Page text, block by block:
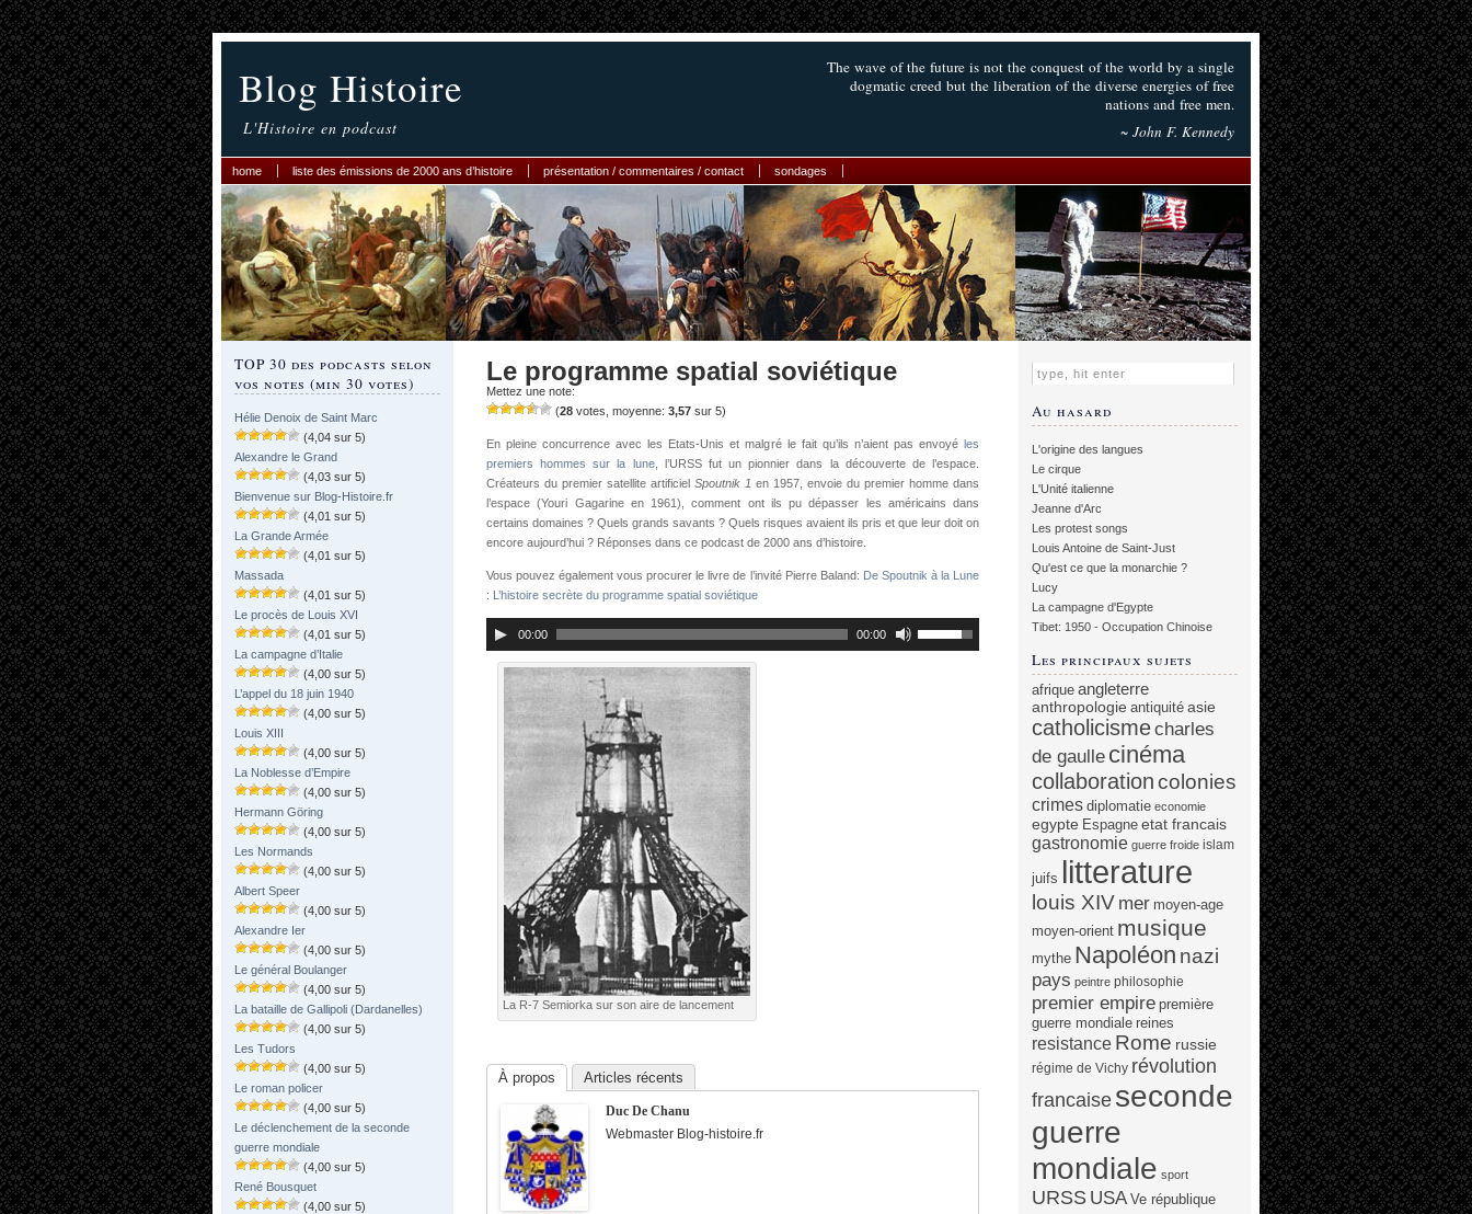
Blog Histoire
L'Histoire en podcast
The wave of the future is not the conquest of the world by a single
dogmatic creed but the liberation of the diverse energies of free
nations and free men.
~ John F. Kennedy
home liste des émissions de 2000 ans d’histoire présentation / commentaires / contact sondages
TOP 30 des podcasts selon
vos notes (min 30 votes)
Hélie Denoix de Saint Marc
(4,04 sur 5)
Alexandre le Grand
(4,03 sur 5)
Bienvenue sur Blog-Histoire.fr
(4,01 sur 5)
La Grande Armée
(4,01 sur 5)
Massada
(4,01 sur 5)
Le procès de Louis XVI
(4,01 sur 5)
La campagne d’Italie
(4,00 sur 5)
L’appel du 18 juin 1940
(4,00 sur 5)
Louis XIII
(4,00 sur 5)
La Noblesse d’Empire
(4,00 sur 5)
Hermann Göring
(4,00 sur 5)
Les Normands
(4,00 sur 5)
Albert Speer
(4,00 sur 5)
Alexandre Ier
(4,00 sur 5)
Le général Boulanger
(4,00 sur 5)
La bataille de Gallipoli (Dardanelles)
(4,00 sur 5)
Les Tudors
(4,00 sur 5)
Le roman policer
(4,00 sur 5)
Le déclenchement de la seconde
guerre mondiale
(4,00 sur 5)
René Bousquet
(4,00 sur 5)
Le programme spatial soviétique
Mettez une note:
(28 votes, moyenne: 3,57 sur 5)
En pleine concurrence avec les Etats-Unis et malgré le fait qu’ils n’aient pas envoyé les
premiers hommes sur la lune, l’URSS fut un pionnier dans la découverte de l’espace.
Créateurs du premier satellite artificiel Spoutnik 1 en 1957, envoie du premier homme dans
l’espace (Youri Gagarine en 1961), comment ont ils pu dépasser les américains dans
certains domaines ? Quels grands savants ? Quels risques avaient ils pris et que leur doit on
encore aujourd’hui ? Réponses dans ce podcast de 2000 ans d’histoire.
Vous pouvez également vous procurer le livre de l’invité Pierre Baland: De Spoutnik à la Lune
: L’histoire secrète du programme spatial soviétique
00:00 00:00
La R-7 Semiorka sur son aire de lancement
À propos Articles récents
Duc De Chanu
Webmaster Blog-histoire.fr
Au hasard
L'origine des langues
Le cirque
L'Unité italienne
Jeanne d'Arc
Les protest songs
Louis Antoine de Saint-Just
Qu'est ce que la monarchie ?
Lucy
La campagne d'Egypte
Tibet: 1950 - Occupation Chinoise
Les principaux sujets
afrique angleterre
anthropologie antiquité asie
catholicismecharles
de gaulle cinéma
collaborationcolonies
crimes diplomatie economie
egypte Espagne etat francais
gastronomie guerre froide islam
juifs litterature
louis XIV mer moyen-age
moyen-orient musique
mythe Napoléon nazi
pays peintre philosophie
premier empire première
guerre mondiale reines
resistance Rome russie
régime de Vichy révolution
francaise seconde
guerre
mondiale sport
URSS USA Ve république